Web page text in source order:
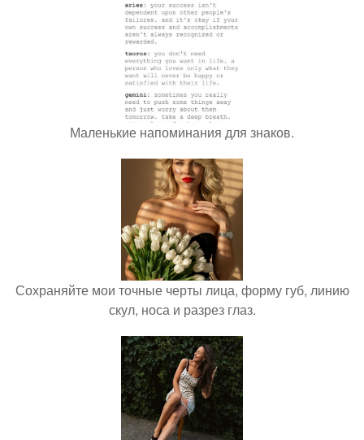
Маленькие напоминания для знаков.
Сохраняйте мои точные черты лица, форму губ, линию
скул, носа и разрез глаз.